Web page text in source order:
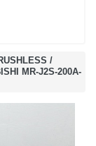
/
MR-J2S-200A-